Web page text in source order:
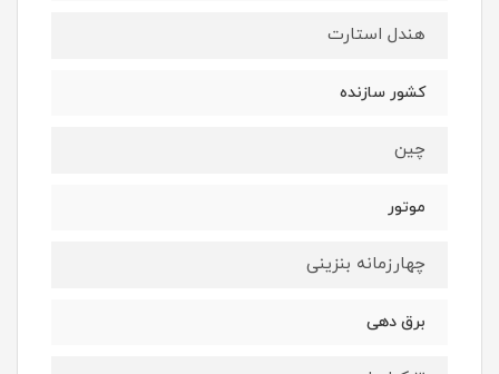
هندل استارت
کشور سازنده
چین
موتور
چهارزمانه بنزینی
برق دهی